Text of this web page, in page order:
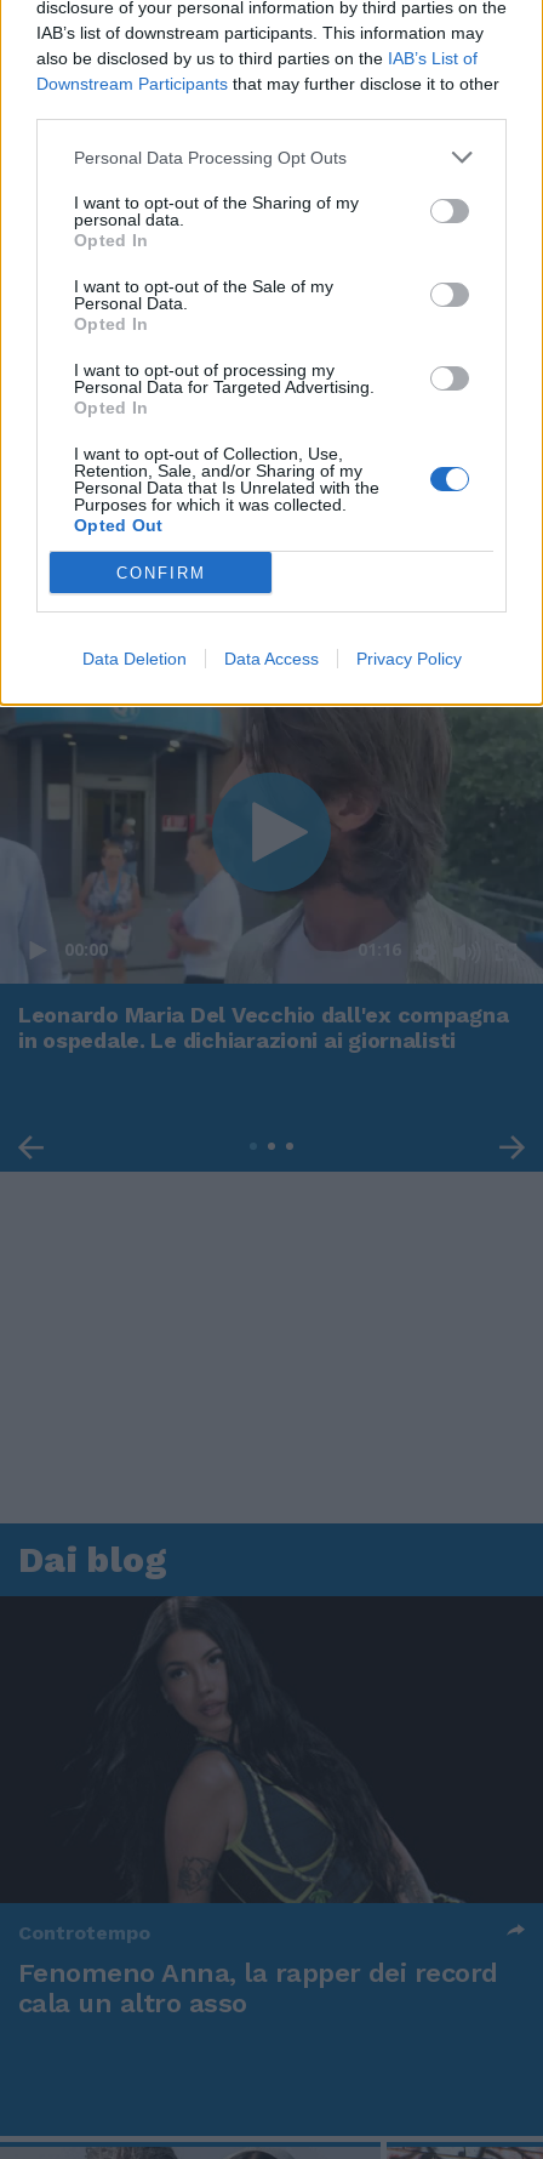
disclosure of your personal information by third parties on the
IAB’s list of downstream participants. This information may
also be disclosed by us to third parties on the IAB’s List of
Downstream Participants that may further disclose it to other
Personal Data Processing Opt Outs
I want to opt-out of the Sharing of my
personal data.
Opted In
I want to opt-out of the Sale of my
Personal Data.
Opted In
I want to opt-out of processing my
Personal Data for Targeted Advertising.
Opted In
I want to opt-out of Collection, Use,
Retention, Sale, and/or Sharing of my
Personal Data that Is Unrelated with the
Purposes for which it was collected.
Opted Out
CONFIRM
Data Deletion Data Access Privacy Policy
00:00 01:16
Leonardo Maria Del Vecchio dall'ex compagna
in ospedale. Le dichiarazioni ai giornalisti
Dai blog
Controtempo
Fenomeno Anna, la rapper dei record
cala un altro asso